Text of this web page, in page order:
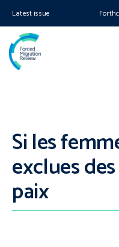
Latest issue
Si les
exclues
paix